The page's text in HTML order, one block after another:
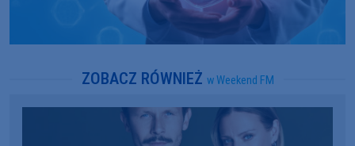
ZOBACZ RÓWNIEŻ w Weekend FM